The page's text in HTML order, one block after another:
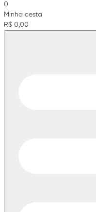
0
Minha cesta
R$ 0,00